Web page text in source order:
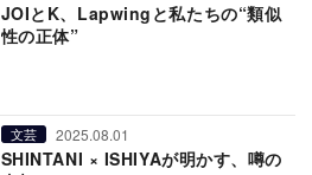
JOIとK、Lapwingと私たちの“類似
性の正体”
文芸 2025.08.01
SHINTANI × ISHIYAが明かす、噂の